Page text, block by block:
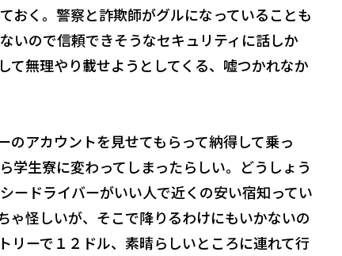
おく。警察と詐欺師がグルになっていることも
いので信頼できそうなセキュリティに話しか
て無理やり載せようとしてくる、嘘つかれなか
のアカウントを見せてもらって納得して乗っ
学生寮に変わってしまったらしい。どうしょう
ードライバーがいい人で近くの安い宿知ってい
ゃ怪しいが、そこで降りるわけにもいかないの
リーで１２ドル、素晴らしいところに連れて行